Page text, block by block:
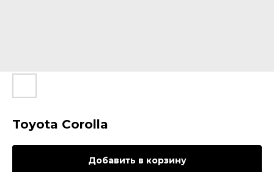
Toyota Corolla
Добавить в корзину